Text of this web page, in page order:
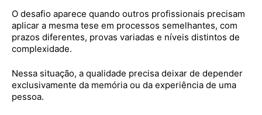
O desafio aparece quando outros profissionais precisam
aplicar a mesma tese em processos semelhantes, com
prazos diferentes, provas variadas e níveis distintos de
complexidade.
Nessa situação, a qualidade precisa deixar de depender
exclusivamente da memória ou da experiência de uma
pessoa.